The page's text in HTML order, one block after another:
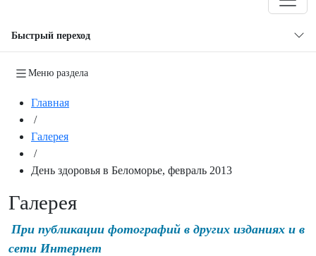
Быстрый переход
Меню раздела
Главная
/
Галерея
/
День здоровья в Беломорье, февраль 2013
Галерея
При публикации фотографий в других изданиях и в
сети Интернет